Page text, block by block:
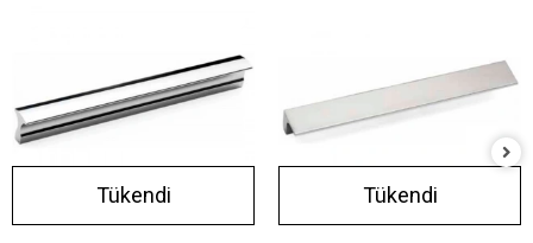
Tükendi Tükendi